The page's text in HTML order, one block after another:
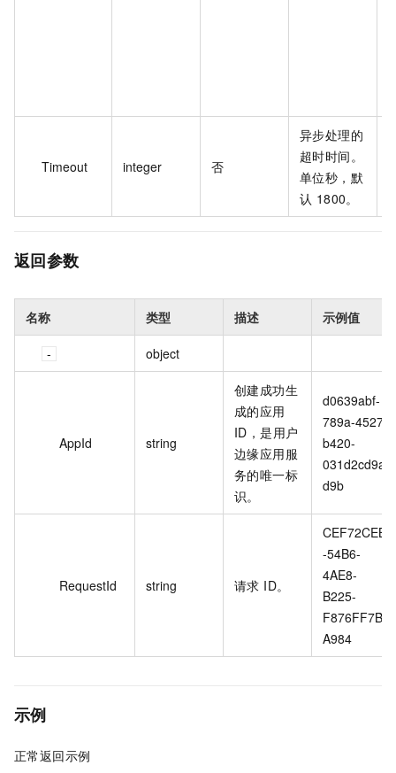
Timeout integer 否
异步处理的
超时时间。
单位秒，默
认 1800。
返回参数
名称 类型 描述 示例值
object
AppId string
创建成功生
成的应用
ID，是用户
边缘应用服
务的唯一标
识。
d0639abf-
789a-4527-
b420-
031d2cd9a
d9b
RequestId string 请求 ID。
CEF72CEB
-54B6-
4AE8-
B225-
F876FF7B
A984
示例
正常返回示例